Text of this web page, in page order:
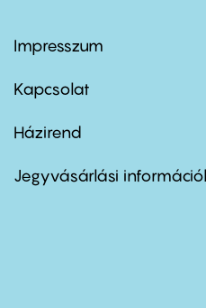
Footer
first
Impresszum
Kapcsolat
Footer
second
Házirend
Jegyvásárlási